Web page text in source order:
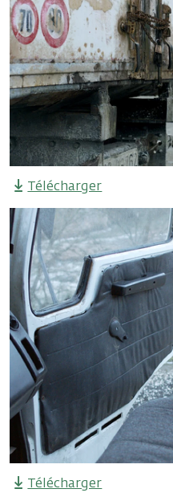
Télécharger
Télécharger